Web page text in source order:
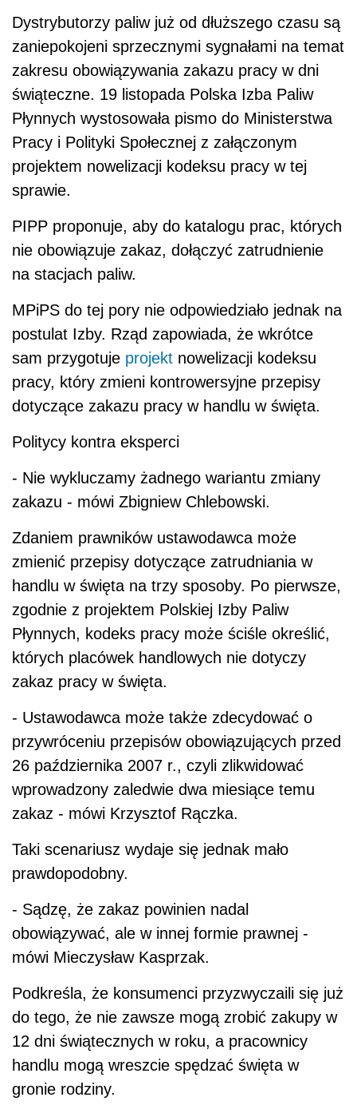
Dystrybutorzy paliw już od dłuższego czasu są
zaniepokojeni sprzecznymi sygnałami na temat
zakresu obowiązywania zakazu pracy w dni
świąteczne. 19 listopada Polska Izba Paliw
Płynnych wystosowała pismo do Ministerstwa
Pracy i Polityki Społecznej z załączonym
projektem nowelizacji kodeksu pracy w tej
sprawie.
PIPP proponuje, aby do katalogu prac, których
nie obowiązuje zakaz, dołączyć zatrudnienie
na stacjach paliw.
MPiPS do tej pory nie odpowiedziało jednak na
postulat Izby. Rząd zapowiada, że wkrótce
sam przygotuje projekt nowelizacji kodeksu
pracy, który zmieni kontrowersyjne przepisy
dotyczące zakazu pracy w handlu w święta.
Politycy kontra eksperci
- Nie wykluczamy żadnego wariantu zmiany
zakazu - mówi Zbigniew Chlebowski.
Zdaniem prawników ustawodawca może
zmienić przepisy dotyczące zatrudniania w
handlu w święta na trzy sposoby. Po pierwsze,
zgodnie z projektem Polskiej Izby Paliw
Płynnych, kodeks pracy może ściśle określić,
których placówek handlowych nie dotyczy
zakaz pracy w święta.
- Ustawodawca może także zdecydować o
przywróceniu przepisów obowiązujących przed
26 października 2007 r., czyli zlikwidować
wprowadzony zaledwie dwa miesiące temu
zakaz - mówi Krzysztof Rączka.
Taki scenariusz wydaje się jednak mało
prawdopodobny.
- Sądzę, że zakaz powinien nadal
obowiązywać, ale w innej formie prawnej -
mówi Mieczysław Kasprzak.
Podkreśla, że konsumenci przyzwyczaili się już
do tego, że nie zawsze mogą zrobić zakupy w
12 dni świątecznych w roku, a pracownicy
handlu mogą wreszcie spędzać święta w
gronie rodziny.